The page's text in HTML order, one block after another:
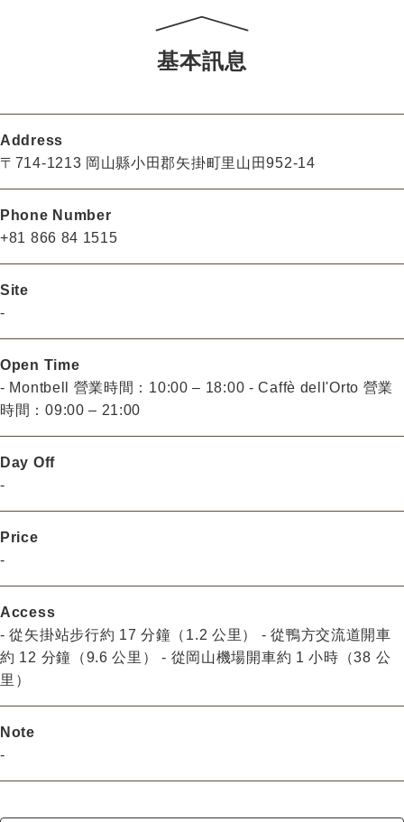
基本訊息
Address
〒714-1213 岡山縣小田郡矢掛町里山田952-14
Phone Number
+81 866 84 1515
Site
-
Open Time
- Montbell 營業時間：10:00 – 18:00 - Caffè dell'Orto 營業
時間：09:00 – 21:00
Day Off
-
Price
-
Access
- 從矢掛站步行約 17 分鐘（1.2 公里） - 從鴨方交流道開車
約 12 分鐘（9.6 公里） - 從岡山機場開車約 1 小時（38 公
里）
Note
-